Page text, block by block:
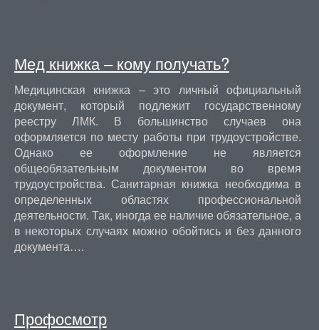
Мед книжка – кому получать?
Медицинская книжка – это личный официальный
документ, который подлежит государственному
реестру ЛМК. В большинство случаев она
оформляется по месту работы при трудоустройстве.
Однако ее оформление не является
общеобязательным документом во время
трудоустройства. Санитарная книжка необходима в
определенных областях профессиональной
деятельности. Так, иногда ее наличие обязательное, а
в некоторых случаях можно обойтись и без данного
документа….
Профосмотр